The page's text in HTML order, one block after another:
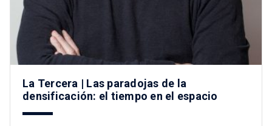
La Tercera | Las paradojas de la
densificación: el tiempo en el espacio